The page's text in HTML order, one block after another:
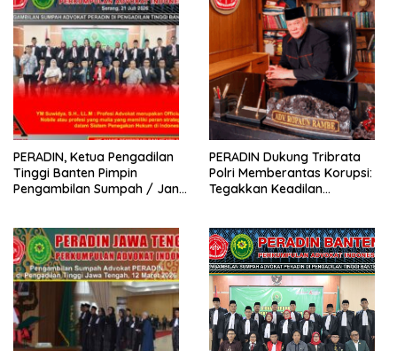
PERADIN, Ketua Pengadilan
Tinggi Banten Pimpin
Pengambilan Sumpah / Janji
PERADIN Dukung Tribrata
Polri Memberantas Korupsi:
Tegakkan Keadilan